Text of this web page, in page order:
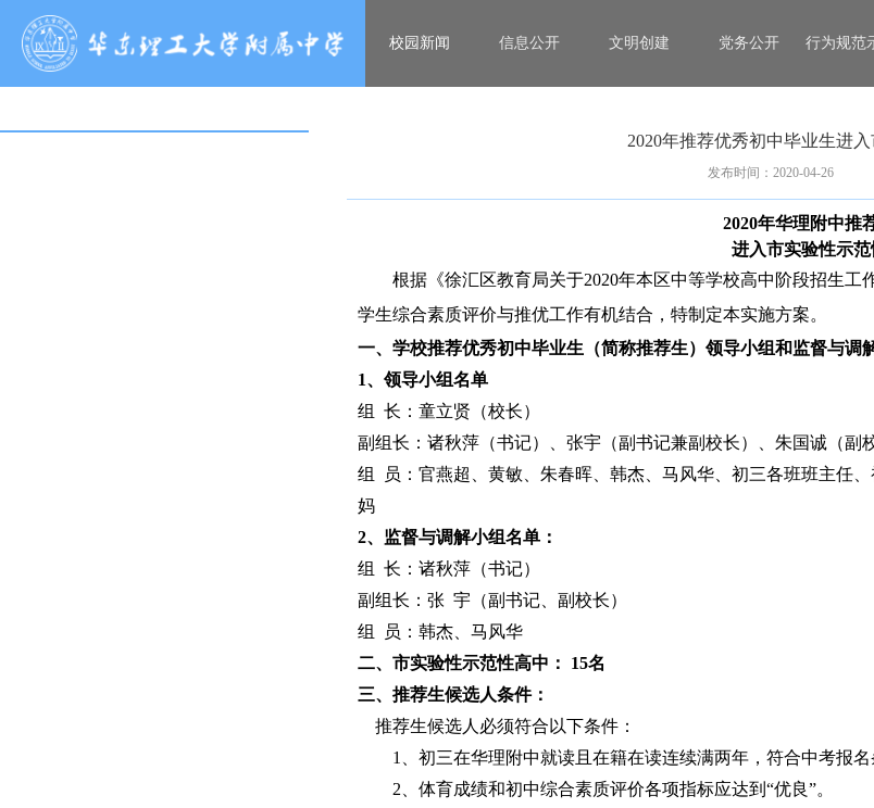
校园新闻 信息公开 文明创建 党务公开 行为规范
2020年推荐优秀初中毕业生进
发布时间：2020-04-26
2020年华理附中推
进入市实验性示
根据《徐汇区教育局关于2020年本区中等学校高中阶段招生
学生综合素质评价与推优工作有机结合，特制定本实施方案。
一、学校推荐优秀初中毕业生（简称推荐生）领导小组和监督与调
1、领导小组名单
组 长：童立贤（校长）
副组长：诸秋萍（书记）、张宇（副书记兼副校长）、朱国诚（副
组 员：官燕超、黄敏、朱春晖、韩杰、马风华、初三各班班主任
妈
2、 监督与调解小组名单：
组 长：诸秋萍（书记）
副组长：张 宇（副书记、副校长）
组 员：韩杰、马风华
二、市实验性示范性高中：
15名
三、推荐生候选人条件：
推荐生候选人必须符合以下条件：
1、初三在华理附中就读且在籍在读连续满两年，符合中考报名
2、体育成绩和初中综合素质评价各项指标应达到“优良”。